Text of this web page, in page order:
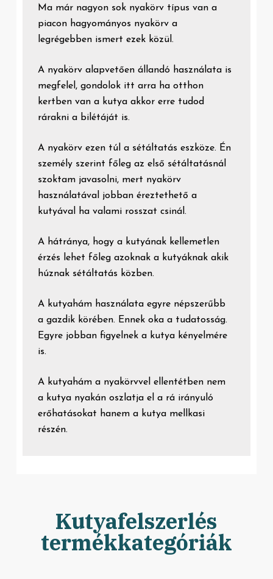
Ma már nagyon sok nyakörv típus van a
piacon hagyományos nyakörv a
legrégebben ismert ezek közül.
A nyakörv alapvetően állandó használata is
megfelel, gondolok itt arra ha otthon
kertben van a kutya akkor erre tudod
rárakni a bilétáját is.
A nyakörv ezen túl a sétáltatás eszköze. Én
személy szerint főleg az első sétáltatásnál
szoktam javasolni, mert nyakörv
használatával jobban éreztethető a
kutyával ha valami rosszat csinál.
A hátránya, hogy a kutyának kellemetlen
érzés lehet főleg azoknak a kutyáknak akik
húznak sétáltatás közben.
A kutyahám használata egyre népszerűbb
a gazdik körében. Ennek oka a tudatosság.
Egyre jobban figyelnek a kutya kényelmére
is.
A kutyahám a nyakörvvel ellentétben nem
a kutya nyakán oszlatja el a rá irányuló
erőhatásokat hanem a kutya mellkasi
részén.
Kutyafelszerlés
termékkategóriák